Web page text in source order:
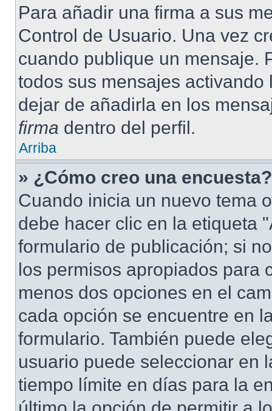
Para añadir una firma a sus
Control de Usuario. Una vez
cuando publique un mensaje.
todos sus mensajes
dejar de añadirla en los
firma dentro del perfil.
Arriba
» ¿Cómo creo una encuesta?
Cuando inicia un nuevo tema
debe hacer clic en la etiqueta
formulario de publicación; si
los permisos apropiados para
menos dos opciones en el
cada opción se encuentre en
formulario. También puede
usuario puede seleccionar en
tiempo límite en días para la